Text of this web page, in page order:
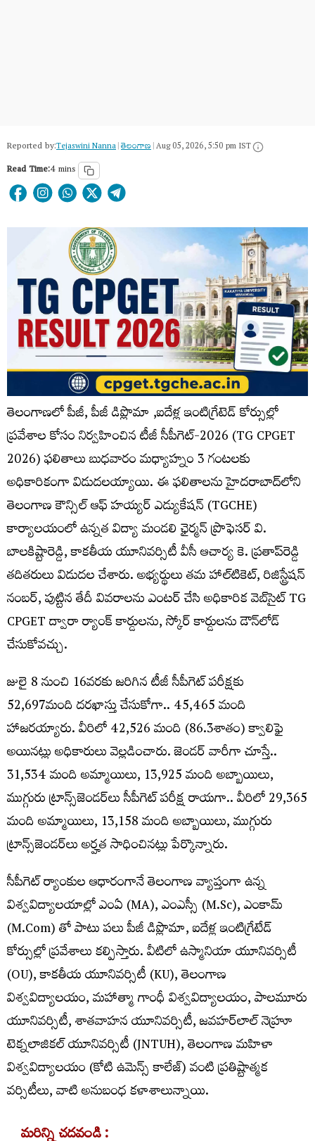
Reported by:Tejaswini Nanna|తెలంగాణ‌|Aug 05, 2026, 5:50 pm IST
Read Time:4 mins
తెలంగాణలో పీజీ, పీజీ డిప్లొమా ,ఐదేళ్ల ఇంటిగ్రేటెడ్ కోర్సుల్లో
ప్రవేశాల కోసం నిర్వహించిన టీజీ సీపీగెట్-2026 (TG CPGET
2026) ఫలితాలు బుధవారం మధ్యాహ్నం 3 గంటలకు
అధికారికంగా విడుదలయ్యాయి. ఈ ఫలితాలను హైదరాబాద్‌లోని
తెలంగాణ కౌన్సిల్ ఆఫ్‌ హయ్యర్‌ ఎడ్యుకేషన్‌ (TGCHE)
కార్యాలయంలో ఉన్నత విద్యా మండలి ఛైర్మన్‌ ప్రొఫెసర్‌ వి.
బాలకిష్టారెడ్డి, కాకతీయ యూనివర్సిటీ వీసీ ఆచార్య కె. ప్రతాప్‌రెడ్డి
తదితరులు విడుదల చేశారు. అభ్యర్థులు తమ హాల్‌టికెట్, రిజిస్ట్రేషన్
నంబర్, పుట్టిన తేదీ వివరాలను ఎంటర్ చేసి అధికారిక వెబ్‌సైట్ TG
CPGET ద్వారా ర్యాంక్ కార్డులను, స్కోర్ కార్డులను డౌన్‌లోడ్
చేసుకోవచ్చు.
జులై 8 నుంచి 16వరకు జరిగిన టీజీ సీపీగెట్ పరీక్షకు
52,697మంది దరఖాస్తు చేసుకోగా.. 45,465 మంది
హాజరయ్యారు. వీరిలో 42,526 మంది (86.3శాతం) క్వాలిఫై
అయినట్లు అధికారులు వెల్లడించారు. జెండర్‌ వారీగా చూస్తే..
31,534 మంది అమ్మాయిలు, 13,925 మంది అబ్బాయిలు,
ముగ్గురు ట్రాన్స్‌జెండర్‌లు సీపీగెట్‌ పరీక్ష రాయగా.. వీరిలో 29,365
మంది అమ్మాయిలు, 13,158 మంది అబ్బాయిలు, ముగ్గురు
ట్రాన్స్‌జెండర్‌లు అర్హత సాధించినట్లు పేర్కొన్నారు.
సీపీగెట్ ర్యాంకుల ఆధారంగానే తెలంగాణ వ్యాప్తంగా ఉన్న
విశ్వవిద్యాలయాల్లో ఎంఏ (MA), ఎంఎస్సీ (M.Sc), ఎంకామ్
(M.Com) తో పాటు పలు పీజీ డిప్లొమా, ఐదేళ్ల ఇంటిగ్రేటేడ్
కోర్సుల్లో ప్రవేశాలు కల్పిస్తారు. వీటిలో ఉస్మానియా యూనివర్సిటీ
(OU), కాకతీయ యూనివర్సిటీ (KU), తెలంగాణ
విశ్వవిద్యాలయం, మహాత్మా గాంధీ విశ్వవిద్యాలయం, పాలమూరు
యూనివర్సిటీ, శాతవాహన యూనివర్సిటీ, జవహర్‌లాల్ నెహ్రూ
టెక్నలాజికల్ యూనివర్సిటీ (JNTUH), తెలంగాణ మహిళా
విశ్వవిద్యాలయం (కోటి ఉమెన్స్ కాలేజ్) వంటి ప్రతిష్టాత్మక
వర్సిటీలు, వాటి అనుబంధ కళాశాలున్నాయి.